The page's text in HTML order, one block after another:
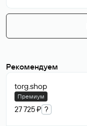
Рекомендуем
torg.shop
Премиум
27 725 ₽ ?